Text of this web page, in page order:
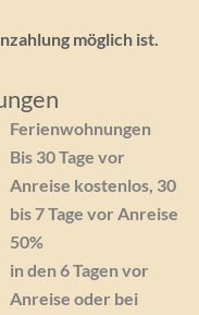
möglich ist.
Ferienwohnungen
Bis 30 Tage vor
Anreise kostenlos, 30
bis 7 Tage vor Anreise
50%
in den 6 Tagen vor
Anreise oder bei